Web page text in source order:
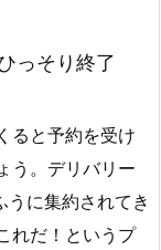
っそり終了
ると予約を受け
う。デリバリー
に集約されてき
れだ！というプ